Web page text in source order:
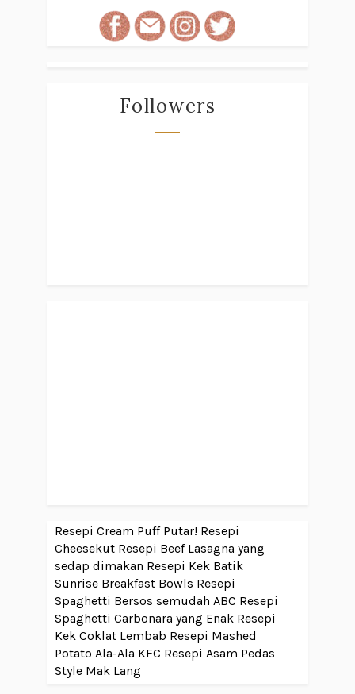
Followers
Resepi Cream Puff Putar! Resepi
Cheesekut Resepi Beef Lasagna yang
sedap dimakan Resepi Kek Batik
Sunrise Breakfast Bowls Resepi
Spaghetti Bersos semudah ABC Resepi
Spaghetti Carbonara yang Enak Resepi
Kek Coklat Lembab Resepi Mashed
Potato Ala-Ala KFC Resepi Asam Pedas
Style Mak Lang